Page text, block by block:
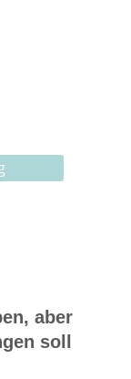
aber
soll